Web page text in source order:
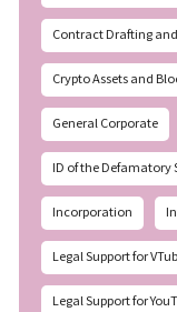
Contract Drafting
Crypto Assets and
General Corporate
ID of the Defamatory
Incorporation
Legal Support for
Legal Support for